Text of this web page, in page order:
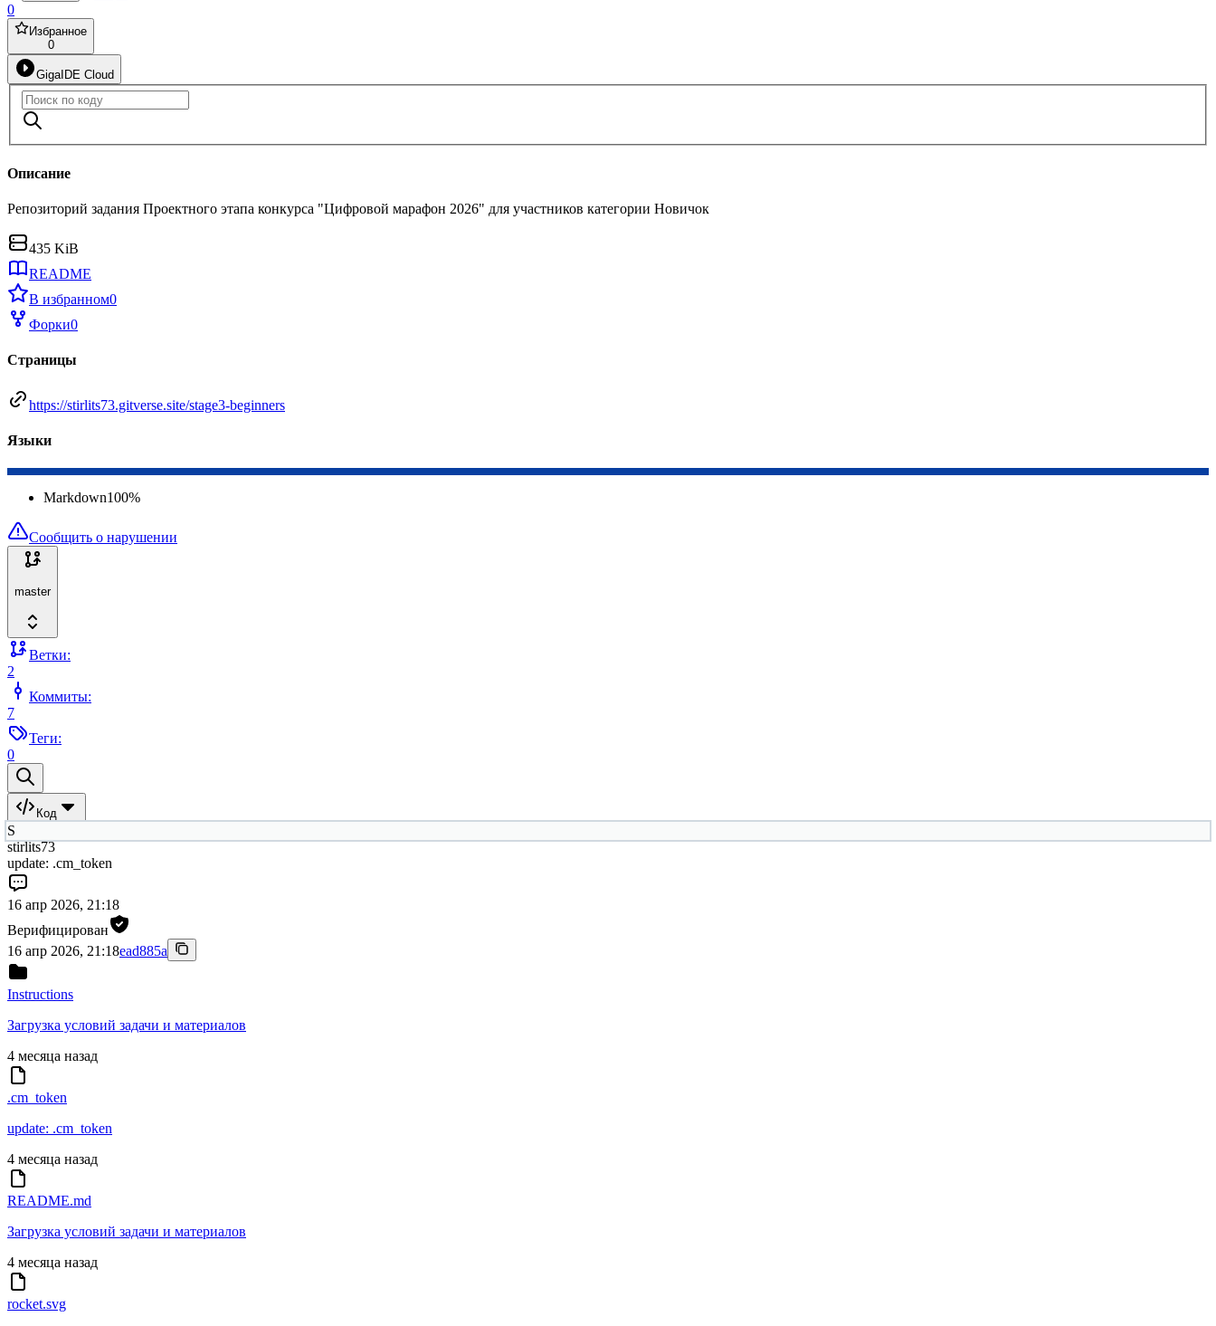
0
Избранное
0
GigaIDE Cloud
Описание
Репозиторий задания Проектного этапа конкурса "Цифровой марафон 2026" для участников категории Новичок
435 KiB
README
В избранном0
Форки0
Страницы
https://stirlits73.gitverse.site/stage3-beginners
Языки
Markdown100%
Сообщить о нарушении
master
Ветки:
2
Коммиты:
7
Теги:
0
Код
S
stirlits73
update: .cm_token
16 апр 2026, 21:18
Верифицирован
16 апр 2026, 21:18ead885a
Instructions
Загрузка условий задачи и материалов
4 месяца назад
.cm_token
update: .cm_token
4 месяца назад
README.md
Загрузка условий задачи и материалов
4 месяца назад
rocket.svg